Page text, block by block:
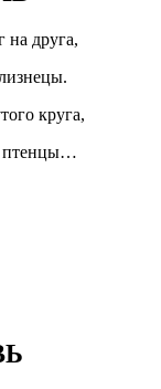
на друга,
круга,
птенцы…